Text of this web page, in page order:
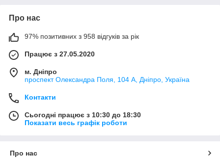
Про нас
97% позитивних з 958 відгуків за рік
Працює з 27.05.2020
м. Дніпро
проспект Олександра Поля, 104 А, Дніпро, Україна
Контакти
Сьогодні працює з 10:30 до 18:30
Показати весь графік роботи
Про нас